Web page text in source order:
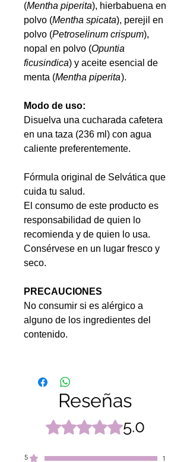
(Mentha piperita), hierbabuena en
polvo (Mentha spicata), perejil en
polvo (Petroselinum crispum),
nopal en polvo (Opuntia
ficusindica) y aceite esencial de
menta (Mentha piperita).
Modo de uso:
Disuelva una cucharada cafetera
en una taza (236 ml) con agua
caliente preferentemente.
Fórmula original de Selvática que
cuida tu salud.
El consumo de este producto es
responsabilidad de quien lo
recomienda y de quien lo usa.
Consérvese en un lugar fresco y
seco.
PRECAUCIONES
No consumir si es alérgico a
alguno de los ingredientes del
contenido.
Reseñas
Obtuvo 5 de 5 estrellas.
5.0
5
1